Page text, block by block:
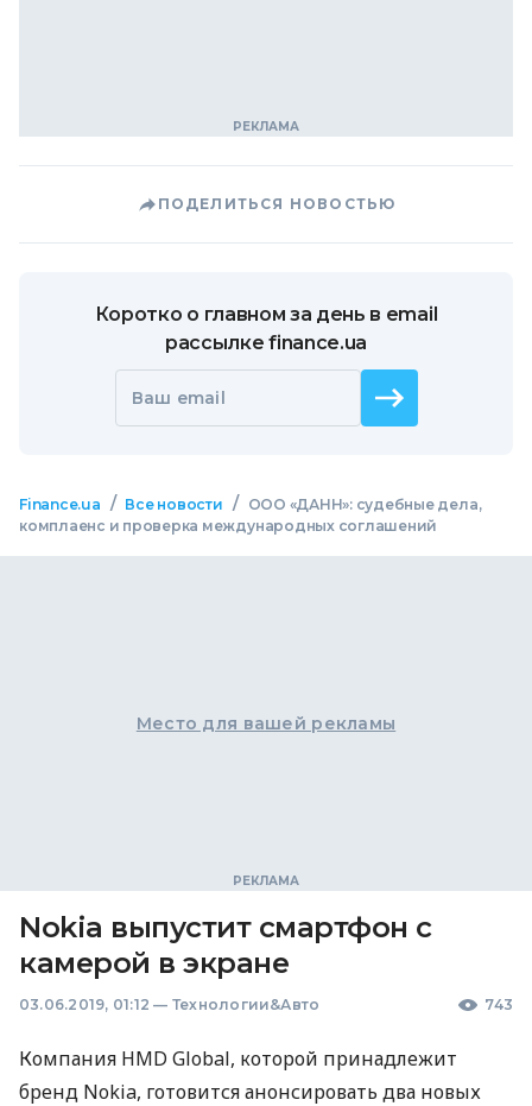
ПОДЕЛИТЬСЯ НОВОСТЬЮ
Коротко о главном за день в email
рассылке finance.ua
Ваш email
Finance.ua / Все новости /
ООО «ДАНН»: судебные дела,
комплаенс и проверка международных соглашений
Место для вашей рекламы
Nokia выпустит смартфон с
камерой в экране
03.06.2019, 01:12 — Технологии&Авто 743
Компания HMD Global, которой принадлежит
бренд Nokia, готовится анонсировать два новых